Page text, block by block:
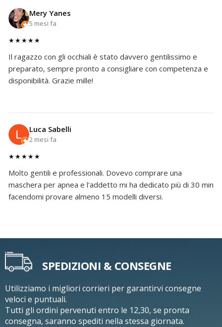
Mery Yanes
5 mesi fa
★★★★★
Il ragazzo con gli occhiali è stato davvero gentilissimo e
preparato, sempre pronto a consigliare con competenza e
disponibilità. Grazie mille!
Luca Sabelli
2 mesi fa
★★★★★
Molto gentili e professionali. Dovevo comprare una
maschera per apnea e l'addetto mi ha dedicato più di 30 min
facendomi provare almeno 15 modelli diversi.
SPEDIZIONI & CONSEGNE
Utilizziamo i migliori corrieri per garantirvi consegne
veloci e puntuali.
Tutti gli ordini pervenuti entro le 12,30, se pronta
consegna, saranno spediti nella stessa giornata.